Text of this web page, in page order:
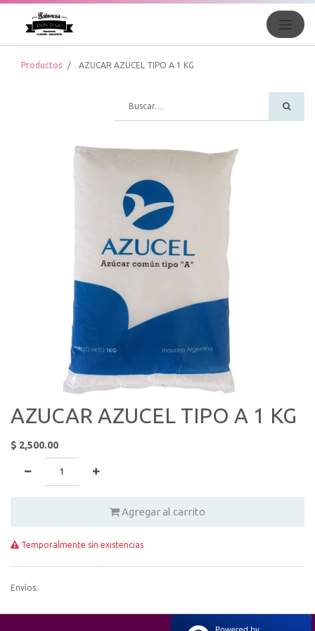
Productos AZUCAR AZUCEL TIPO A 1 KG
AZUCAR AZUCEL TIPO A 1 KG
$ 2,500.00
Agregar al carrito
Temporalmente sin existencias
Envíos.